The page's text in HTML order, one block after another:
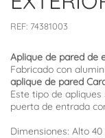
REF: 74381003
Aplique de pared de
Fabricado con
aplique de pared
Este tipo de
puerta de entrada
Dimensiones: Alto